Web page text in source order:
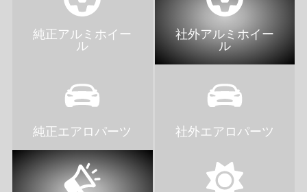
純正アルミホイー
ル
社外アルミホイー
ル
純正エアロパーツ 社外エアロパーツ